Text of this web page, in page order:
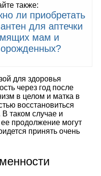
также:
ли приобретать
для аптечки
мам и
для здоровья
через год после
в целом и матка в
восстановиться
таком случае и
продолжение могут
принять очень